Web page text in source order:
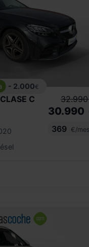
- 2.000€
CLASE C
32.990
30.990
369
€/mes